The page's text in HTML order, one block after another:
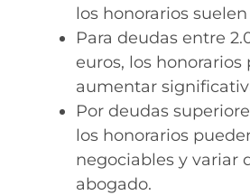
los honorarios
Para deudas entre
euros, los honorarios
aumentar
Por deudas
los honorarios
negociables y variar
abogado.